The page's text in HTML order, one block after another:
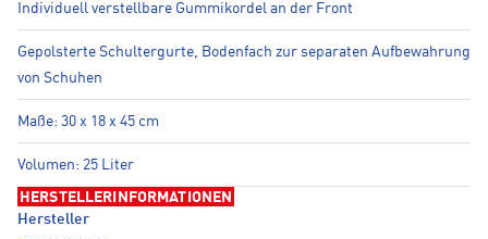
Individuell verstellbare Gummikordel an der Front
Gepolsterte Schultergurte, Bodenfach zur separaten Aufbewahrung
von Schuhen
Maße: 30 x 18 x 45 cm
Volumen: 25 Liter
HERSTELLERINFORMATIONEN
Hersteller